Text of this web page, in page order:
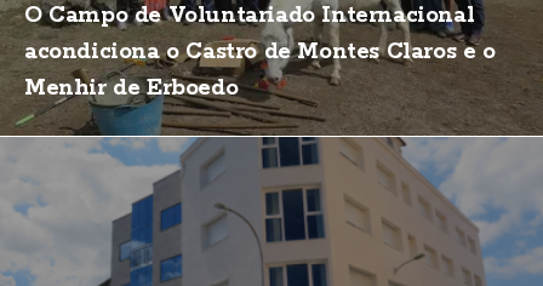
O Campo de Voluntariado Internacional
acondiciona o Castro de Montes Claros e o
Menhir de Erboedo